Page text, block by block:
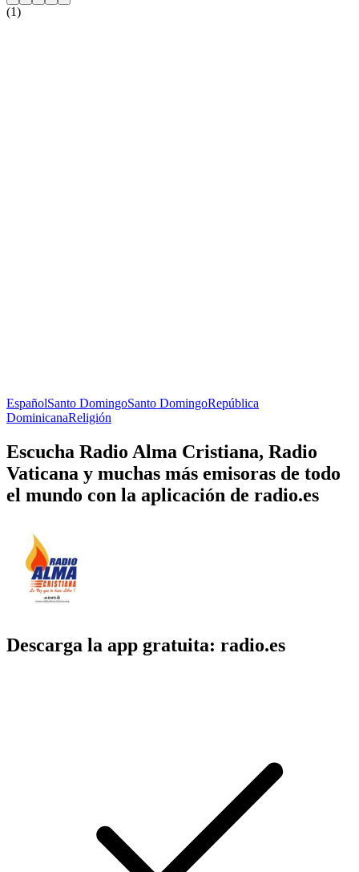
(1)
EspañolSanto DomingoSanto DomingoRepública
DominicanaReligión
Escucha Radio Alma Cristiana, Radio
Vaticana y muchas más emisoras de todo
el mundo con la aplicación de radio.es
Descarga la app gratuita: radio.es